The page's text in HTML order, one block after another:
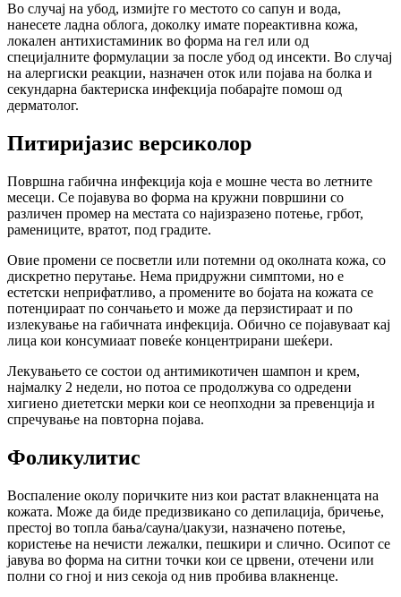
Во случај на убод, измијте го местото со сапун и вода,
нанесете ладна облога, доколку имате пореактивна кожа,
локален антихистаминик во форма на гел или од
специјалните формулации за после убод од инсекти. Во случај
на алергиски реакции, назначен оток или појава на болка и
секундарна бактериска инфекција побарајте помош од
дерматолог.
Питиријазис версиколор
Површна габична инфекција која е мошне честа во летните
месеци. Се појавува во форма на кружни површини со
различен промер на местата со најизразено потење, грбот,
рамениците, вратот, под градите.
Овие промени се посветли или потемни од околната кожа, со
дискретно перутање. Нема придружни симптоми, но е
естетски неприфатливо, а промените во бојата на кожата се
потенџираат по сончањето и може да перзистираат и по
излекување на габичната инфекција. Обично се појавуваат кај
лица кои консумиаат повеќе концентрирани шеќери.
Лекувањето се состои од антимикотичен шампон и крем,
најмалку 2 недели, но потоа се продолжува со одредени
хигиено диететски мерки кои се неопходни за превенција и
спречување на повторна појава.
Фоликулитис
Воспаление околу поричките низ кои растат влакненцата на
кожата. Може да биде предизвикано со депилација, бричење,
престој во топла бања/сауна/џакузи, назначено потење,
користење на нечисти лежалки, пешкири и слично. Осипот се
јавува во форма на ситни точки кои се црвени, отечени или
полни со гној и низ секоја од нив пробива влакненце.